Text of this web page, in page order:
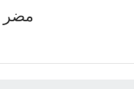
مضر